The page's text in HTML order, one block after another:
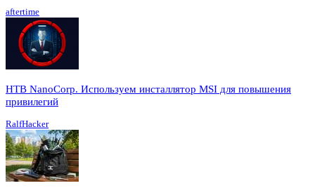
aftertime
HTB NanoCorp. Используем инсталлятор MSI для повышения
привилегий
RalfHacker